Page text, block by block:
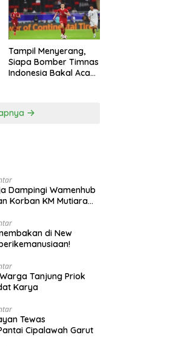
Tampil Menyerang,
Siapa Bomber Timnas
Indonesia Bakal Acak-
Dampingi Wamenhub
Korban KM Mutiara
di New
Tanjung Priok
Karya
Tewas
Cipalawah Garut